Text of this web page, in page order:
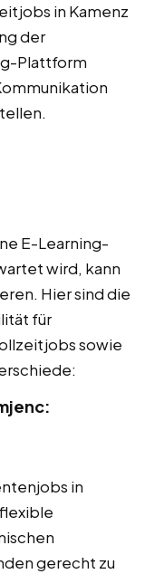
in Kamenz
der
Plattform
E-Learning-
wird, kann
Hier sind die
für
sowie
in
gerecht zu